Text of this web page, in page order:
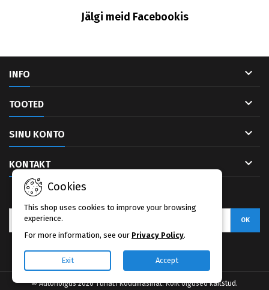
Jälgi meid Facebookis
INFO 
TOOTED 
SINU KONTO 
KONTAKT 
Cookies
This shop uses cookies to improve your browsing
experience.
For more information, see our Privacy Policy.
Exit Accept
Facebook
© Autoriõigus 2026 Tuhat1 Kodumasinat. Kõik õigused kaitstud.